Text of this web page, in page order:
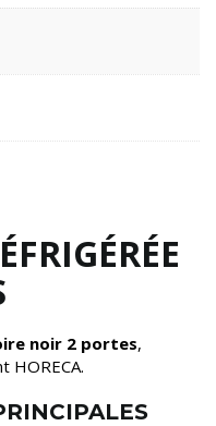
noir 2 portes,
HORECA.